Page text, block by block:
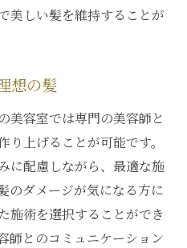
美しい髪を維持することが
想の髪
美容室では専門の美容師と
上げることが可能です。
に配慮しながら、最適な施
のダメージが気になる方に
施術を選択することができ
師とのコミュニケーション